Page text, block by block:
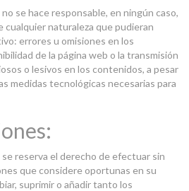
se hace responsable, en ningún caso,
cualquier naturaleza que pudieran
errores u omisiones en los
de la página web o la transmisión
o lesivos en los contenidos, a pesar
medidas tecnológicas necesarias para
reserva el derecho de efectuar sin
que considere oportunas en su
suprimir o añadir tanto los